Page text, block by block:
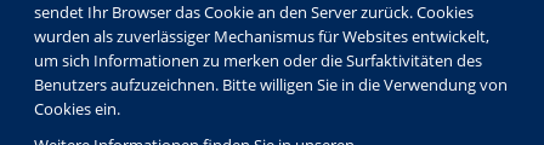
sendet Ihr Browser das Cookie an den Server zurück. Cookies
wurden als zuverlässiger Mechanismus für Websites entwickelt,
um sich Informationen zu merken oder die Surfaktivitäten des
Benutzers aufzuzeichnen. Bitte willigen Sie in die Verwendung von
Cookies ein.